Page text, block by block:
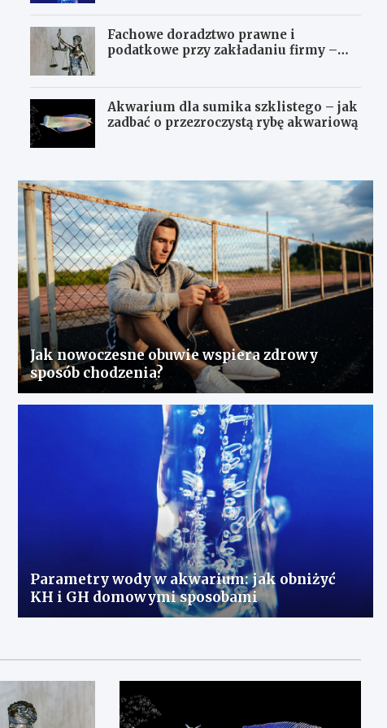
Fachowe doradztwo prawne i
podatkowe przy zakładaniu firmy –
Akwarium dla sumika szklistego – jak
zadbać o przezroczystą rybę akwariową
Jak nowoczesne obuwie wspiera zdrowy
sposób chodzenia?
Parametry wody w akwarium: jak obniżyć
KH i GH domowymi sposobami